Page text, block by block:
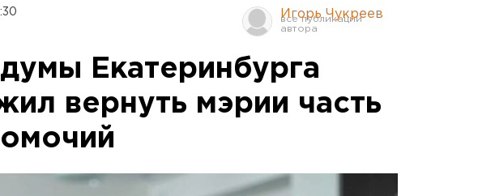
Игорь Чукреев
Екатеринбурга
вернуть мэрии часть